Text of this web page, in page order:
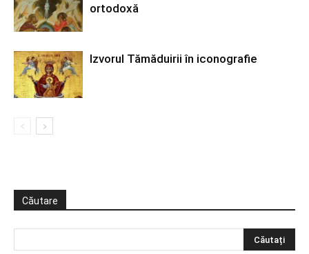
ortodoxă
Izvorul Tămăduirii în iconografie
Căutare